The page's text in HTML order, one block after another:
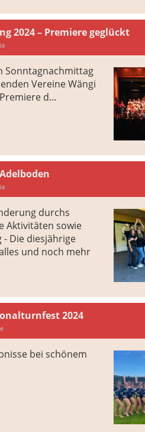
2024 – Premiere geglückt
Sonntagnachmittag
Vereine Wängi
d...
durchs
Aktivitäten sowie
Die diesjährige
und noch mehr
2024
bei schönem